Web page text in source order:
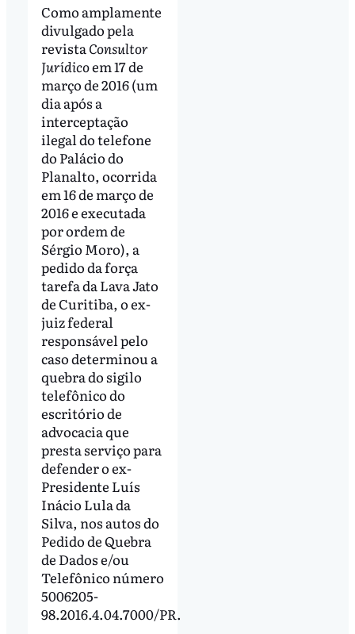
Como amplamente
divulgado pela
revista Consultor
Jurídicoem 17 de
março de 2016 (um
dia após a
interceptação
ilegal do telefone
do Palácio do
Planalto, ocorrida
em 16 de março de
2016 e executada
por ordem de
Sérgio Moro), a
pedido da força
tarefa da Lava Jato
de Curitiba, o ex-
juiz federal
responsável pelo
caso determinou a
quebra do sigilo
telefônico do
escritório de
advocacia que
presta serviço para
defender o ex-
Presidente Luís
Inácio Lula da
Silva, nos autos do
Pedido de Quebra
de Dados e/ou
Telefônico número
5006205-
98.2016.4.04.7000/PR.